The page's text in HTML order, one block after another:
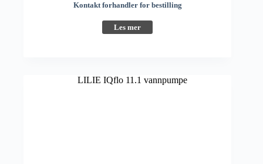
Kontakt forhandler for bestilling
Les mer